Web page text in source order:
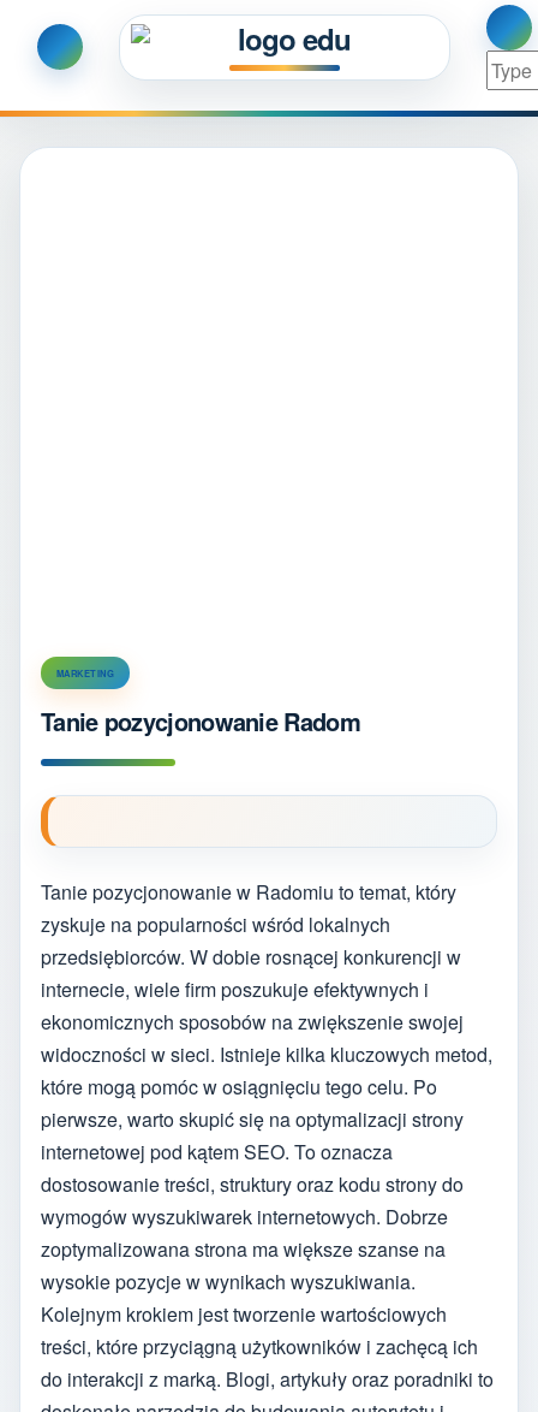
MARKETING
Tanie pozycjonowanie Radom
Tanie pozycjonowanie w Radomiu to temat, który
zyskuje na popularności wśród lokalnych
przedsiębiorców. W dobie rosnącej konkurencji w
internecie, wiele firm poszukuje efektywnych i
ekonomicznych sposobów na zwiększenie swojej
widoczności w sieci. Istnieje kilka kluczowych metod,
które mogą pomóc w osiągnięciu tego celu. Po
pierwsze, warto skupić się na optymalizacji strony
internetowej pod kątem SEO. To oznacza
dostosowanie treści, struktury oraz kodu strony do
wymogów wyszukiwarek internetowych. Dobrze
zoptymalizowana strona ma większe szanse na
wysokie pozycje w wynikach wyszukiwania.
Kolejnym krokiem jest tworzenie wartościowych
treści, które przyciągną użytkowników i zachęcą ich
do interakcji z marką. Blogi, artykuły oraz poradniki to